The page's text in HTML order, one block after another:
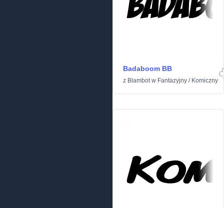
Badaboom BB
z Blambotw Fantazyjny / Komiczny